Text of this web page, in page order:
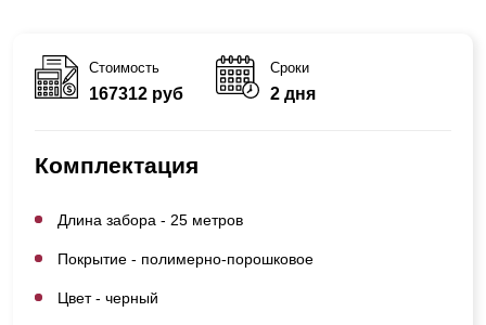
Стоимость
167312 руб
Сроки
2 дня
Комплектация
Длина забора - 25 метров
Покрытие - полимерно-порошковое
Цвет - черный